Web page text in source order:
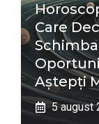
Care
Aștepți
5 august